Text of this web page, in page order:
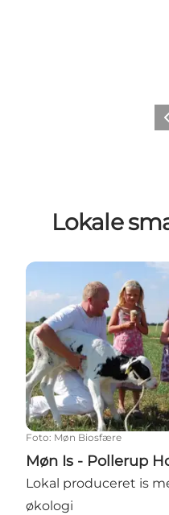
Lokale
Møn Is - Pollerup
Foto: Møn Biosfære
Møn Is - Pollerup
Lokal produceret is
økologi